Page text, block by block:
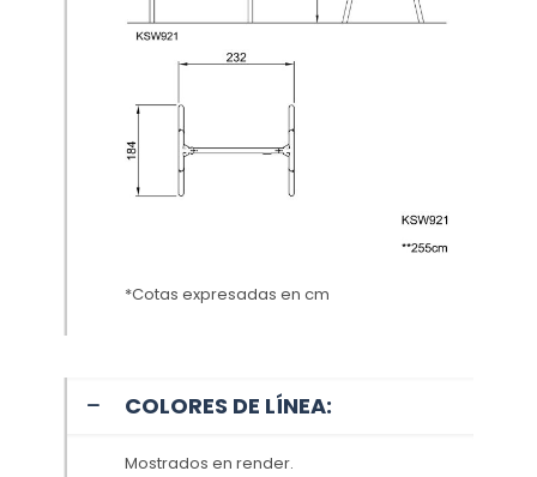
*Cotas expresadas en cm
COLORES DE LÍNEA:
Mostrados en render.